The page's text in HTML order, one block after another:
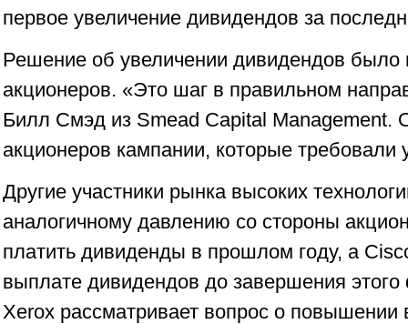
первое увеличение дивидендов за
Решение об увеличении дивидендов было
акционеров. «Это шаг в правильном
Билл Смэд из Smead Capital Management.
акционеров кампании, которые требовали
Другие участники рынка высоких
аналогичному давлению со стороны
платить дивиденды в прошлом году, а
выплате дивидендов до завершения этого
Xerox рассматривает вопрос о